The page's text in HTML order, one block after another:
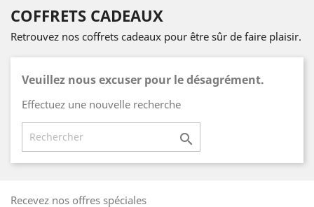
COFFRETS CADEAUX
Retrouvez nos coffrets cadeaux pour être sûr de faire plaisir.
Veuillez nous excuser pour le désagrément.
Effectuez une nouvelle recherche

Recevez nos offres spéciales